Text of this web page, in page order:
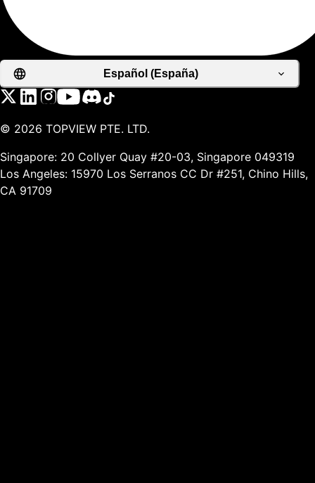
Español (España)
© 2026 TOPVIEW PTE. LTD.
Singapore: 20 Collyer Quay #20-03, Singapore 049319
Los Angeles: 15970 Los Serranos CC Dr #251, Chino Hills,
CA 91709